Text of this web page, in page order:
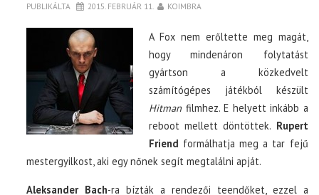
PUBLIKÁLTA 2015. FEBRUÁR 11. KOIMBRA
A Fox nem erőltette meg magát,
hogy mindenáron folytatást
gyártson a közkedvelt
számítógépes játékból készült
Hitmanfilmhez. E helyett inkább a
reboot mellett döntöttek. Rupert
Friend formálhatja meg a tar fejű
mestergyilkost, aki egy nőnek segít megtalálni apját.
Aleksander Bach-ra bízták a rendezői teendőket, ezzel a